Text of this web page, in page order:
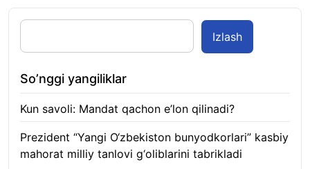
Izlash
So’nggi yangiliklar
Kun savoli: Mandat qachon e’lon qilinadi?
Prezident “Yangi O‘zbekiston bunyodkorlari” kasbiy
mahorat milliy tanlovi g‘oliblarini tabrikladi